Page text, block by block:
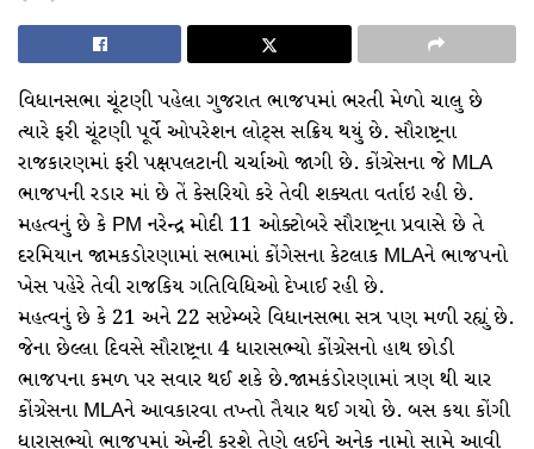
વિધાનસભા ચૂંટણી પહેલા ગુજરાત ભાજપમાં ભરતી મેળો ચાલુ છે
ત્યારે ફરી ચૂંટણી પૂર્વે ઓપરેશન લોટ્સ સક્રિય થયું છે. સૌરાષ્ટ્રના
રાજકારણમાં ફરી પક્ષપલટાની ચર્ચાઓ જાગી છે. કોંગ્રેસના જે MLA
ભાજપની રડાર માં છે તેં કેસરિયો કરે તેવી શક્યતા વર્તાઇ રહી છે.
મહત્વનું છે કે PM નરેન્દ્ર મોદી 11 ઓક્ટોબરે સૌરાષ્ટ્રના પ્રવાસે છે તે
દરમિયાન જામકડોરણામાં સભામાં કોંગેસના કેટલાક MLAને ભાજપનો
ખેસ પહેરે તેવી રાજકિય ગતિવિધિઓ દેખાઈ રહી છે.
મહત્વનું છે કે 21 અને 22 સપ્ટેમ્બરે વિધાનસભા સત્ર પણ મળી રહ્યું છે.
જેના છેલ્લા દિવસે સૌરાષ્ટ્રના 4 ધારાસભ્યો કોંગ્રેસનો હાથ છોડી
ભાજપના કમળ પર સવાર થઈ શકે છે.જામકંડોરણામાં ત્રણ થી ચાર
કોંગ્રેસના MLAને આવકારવા તખ્તો તૈયાર થઈ ગયો છે. બસ કયા કોંગી
ધારાસભ્યો ભાજપમાં એન્ટ્રી કરશે તેણે લઈને અનેક નામો સામે આવી